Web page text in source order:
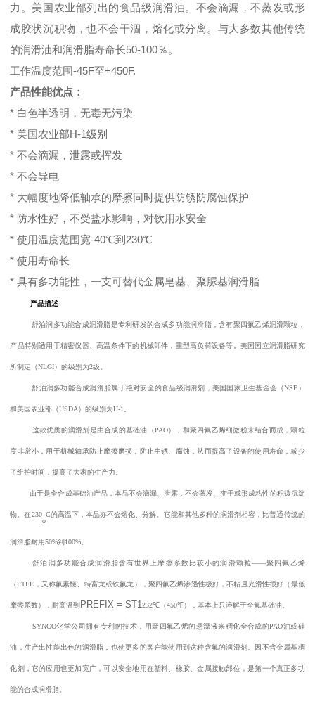
力。美国农业部列出的食品级润滑油。不会滴漏，不蒸发或形
成胶状沉积物，也不会干涸，熔化或分离。与大多数其他传统
的润滑油和润滑脂寿命长50-100％。
工作温度范围-45F至+450F.
产品性能优点：
* 白色半透明，无毒无污染
* 美国农业部H-1级别
* 不会滴漏，泄露或挥发
* 不会导电
* 大幅度地降低轴承的摩擦同时提供防锈防腐蚀保护
* 防水性好，不受盐水影响，对饮用水安全
* 使用温度范围宽-40℃到230℃
* 使用寿命长
* 具有多功能性，一支可替代金属皂基、聚脲基润滑脂
产品描述
舒泊润多功能合成润滑脂是专利研发的合成多功能润滑脂，含有聚四氟乙烯润滑颗粒，
产品特别适用于精密仪器、高温条件下的机械部件，重型高负荷设备等。美国国立润滑脂研究
所制定（NLGI）的级别为2级。
舒泊润多功能合成润滑脂属于绝对安全的食品级润滑剂，美国国家卫生基金会（NSF）
和美国农业部（USDA）的级别为H-1
这款优质的润滑剂是由合成的基础油（PAO），和聚四氟乙烯细微粉末结合而成，颗粒
度非常小，用于机械轴承防止摩擦磨损，防止生锈、腐蚀，从而提高了设备的使用寿命，减少
了维护时间，提高了大家的生产力。
由于是全合成基础油产品，本品不会滴漏、泄露，不会蒸发、变干或形成粘性的积碳沉淀
物。在230
o
C的高温下，本品亦不会熔化、分解。它能和其他多种的润滑剂相容，比普通传统的
润滑脂耐用50%到 100%
舒泊润多功能合成润滑脂含有世界上摩擦系数比较小的润滑颗粒——聚四氟乙烯
（PTFE ，又称氟素醚、特富龙或铁氟龙）， 聚四氟乙烯渗透性极好，不粘且光滑性很好（最低
摩擦系数），耐高温到 PREFIX = ST1232℃ （450℉），基本上只溶解于全氟基础油。
SYNCO化学公司拥有专利的技术，用聚四氟乙烯的悬漂液来稠化全合成的PAO油或硅
油，生产出性能出色的润滑脂，也使更多的客户能使用到这种含氟的润滑剂。因不含金属基稠
化剂，它的应用也更加宽广，可以安全地用在塑料、橡胶、金属接触部位，是第一个真正多功
能的合成润滑脂。